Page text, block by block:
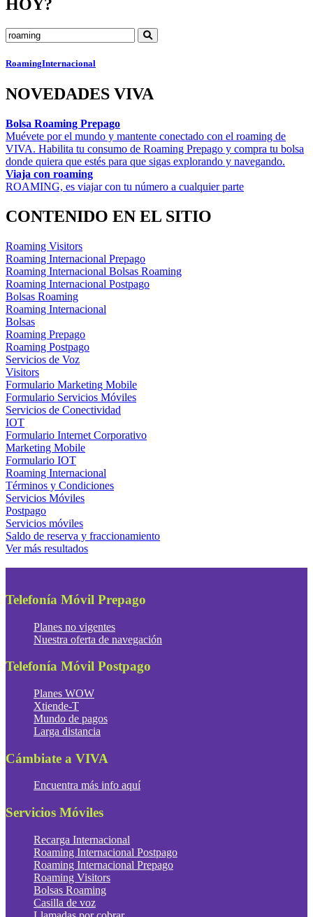
HOY?
RoamingInternacional
NOVEDADES VIVA
Bolsa Roaming Prepago
Muévete por el mundo y mantente conectado con el roaming de
VIVA. Habilita tu consumo de Roaming Prepago y compra tu bolsa
donde quiera que estés para que sigas explorando y navegando.
Viaja con roaming
ROAMING, es viajar con tu número a cualquier parte
CONTENIDO EN EL SITIO
Roaming Visitors
Roaming Internacional Prepago
Roaming Internacional Bolsas Roaming
Roaming Internacional Postpago
Bolsas Roaming
Roaming Internacional
Bolsas
Roaming Prepago
Roaming Postpago
Servicios de Voz
Visitors
Formulario Marketing Mobile
Formulario Servicios Móviles
Servicios de Conectividad
IOT
Formulario Internet Corporativo
Marketing Mobile
Formulario IOT
Roaming Internacional
Términos y Condiciones
Servicios Móviles
Postpago
Servicios móviles
Saldo de reserva y fraccionamiento
Ver más resultados
Telefonía Móvil Prepago
Planes no vigentes
Nuestra oferta de navegación
Telefonía Móvil Postpago
Planes WOW
Xtiende-T
Mundo de pagos
Larga distancia
Cámbiate a VIVA
Encuentra más info aquí
Servicios Móviles
Recarga Internacional
Roaming Internacional Postpago
Roaming Internacional Prepago
Roaming Visitors
Bolsas Roaming
Casilla de voz